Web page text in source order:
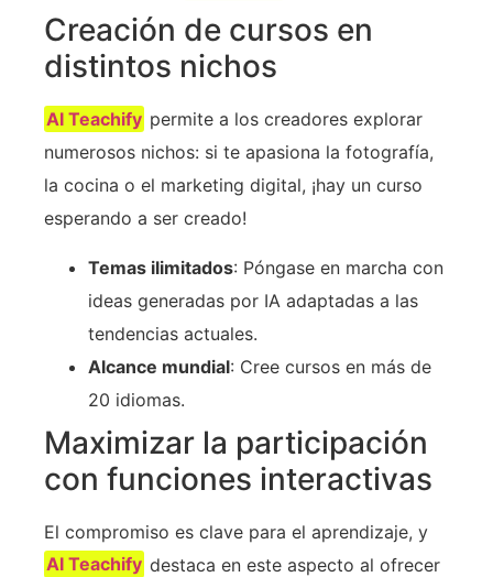
Creación de cursos en
distintos nichos
AI Teachify permite a los creadores explorar
numerosos nichos: si te apasiona la fotografía,
la cocina o el marketing digital, ¡hay un curso
esperando a ser creado!
Temas ilimitados: Póngase en marcha con
ideas generadas por IA adaptadas a las
tendencias actuales.
Alcance mundial: Cree cursos en más de
20 idiomas.
Maximizar la participación
con funciones interactivas
El compromiso es clave para el aprendizaje, y
AI Teachify destaca en este aspecto al ofrecer